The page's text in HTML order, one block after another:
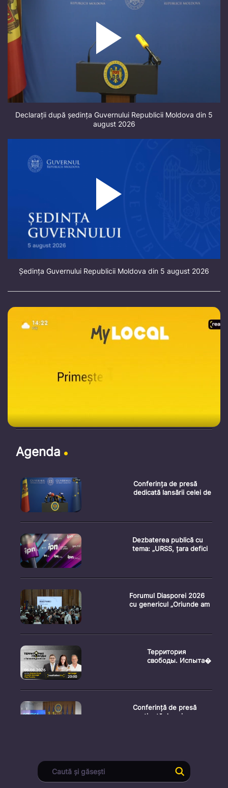
Declarații după ședința Guvernului Republicii Moldova din 5
august 2026
Ședința Guvernului Republicii Moldova din 5 august 2026
Agenda
Conferința de presă
dedicată lansării celei de
Dezbaterea publică cu
tema: „URSS, țara defici
Forumul Diasporei 2026
cu genericul „Oriunde am
Территория
свободы. Испыта�
Conferință de presă
susținută de prim-
Ședința Consiliului
Superior al Procurorilor
din